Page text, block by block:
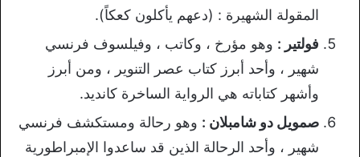
المقولة الشهيرة : (دعهم يأكلون كعكاً).
فولتير : وهو مؤرخ ، وكاتب ، وفيلسوف فرنسي
شهير ، وأحد أبرز كتاب عصر التنوير ، ومن أبرز
وأشهر كتاباته هي الرواية الساخرة كانديد.
صمويل دو شامبلان : وهو رحالة ومستكشف فرنسي
شهير ، وأحد الرحالة الذين قد ساعدوا الإمبراطورية